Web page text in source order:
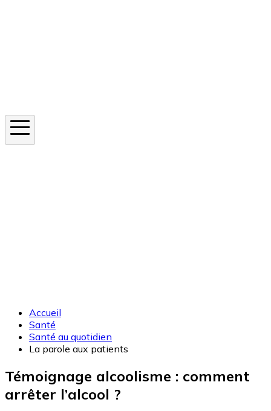
Accueil
Santé
Santé au quotidien
La parole aux patients
Témoignage alcoolisme : comment
arrêter l’alcool ?